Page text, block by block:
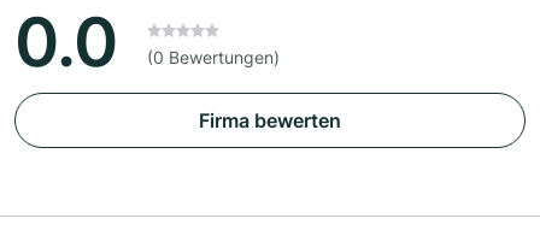
0.0 (0 Bewertungen)
Firma bewerten